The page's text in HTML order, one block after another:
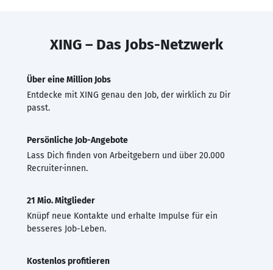
XING – Das Jobs-Netzwerk
Über eine Million Jobs
Entdecke mit XING genau den Job, der wirklich zu Dir
passt.
Persönliche Job-Angebote
Lass Dich finden von Arbeitgebern und über 20.000
Recruiter·innen.
21 Mio. Mitglieder
Knüpf neue Kontakte und erhalte Impulse für ein
besseres Job-Leben.
Kostenlos profitieren